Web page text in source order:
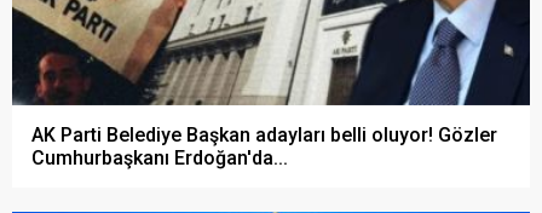
AK Parti Belediye Başkan adayları belli oluyor! Gözler
Cumhurbaşkanı Erdoğan'da...